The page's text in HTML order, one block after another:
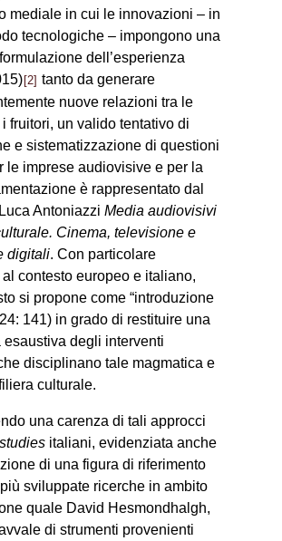
mediale in cui le innovazioni – in
tecnologiche – impongono una
dell’esperienza
2 tanto da generare
nuove relazioni tra le
fruitori, un valido tentativo di
e sistematizzazione di questioni
le imprese audiovisive e per la
è rappresentato dal
AntoniazziMedia audiovisivi
Cinema, televisione e
digitali. Con particolare
contesto europeo e italiano,
si propone come “introduzione
141) in grado di restituire una
esaustiva degli interventi
disciplinano tale magmatica e
culturale.
una carenza di tali approcci
italiani, evidenziata anche
di una figura di riferimento
sviluppate ricerche in ambito
quale David Hesmondhalgh,
avvale di strumenti provenienti